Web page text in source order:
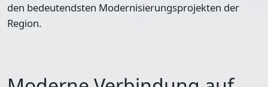
den bedeutendsten Modernisierungsprojekten der
Region.